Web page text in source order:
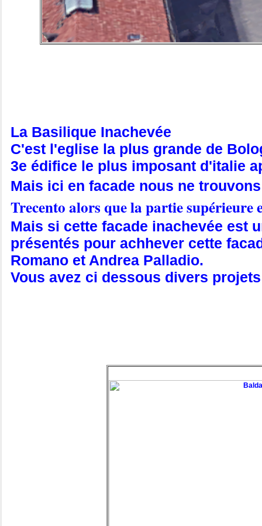
La Basilique Inachevée
C'est l'eglise la plus grande de
3e édifice le plus imposant d'italie
Mais ici en facade nous ne
Trecento alors que la partie supérieure
Mais si cette facade inachevée est
présentés pour achhever cette
Romano et Andrea Palladio.
Vous avez ci dessous divers projets